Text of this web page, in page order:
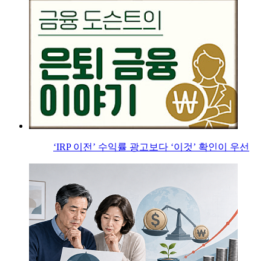
‘IRP 이전’ 수익률 광고보다 ‘이것’ 확인이 우선